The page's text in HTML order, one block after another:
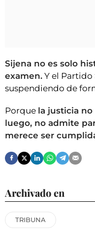
Sijena no es solo
examen. Y el Partido
suspendiendo de
Porque la justicia no
luego, no admite
merece ser
Archivado en
TRIBUNA